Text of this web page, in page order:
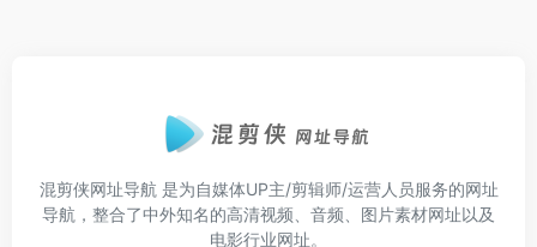
混剪侠网址导航 是为自媒体UP主/剪辑师/运营人员服务的网址
导航，整合了中外知名的高清视频、音频、图片素材网址以及
电影行业网址。